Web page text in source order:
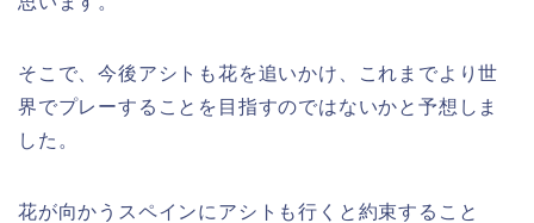
そこで、今後アシトも花を追いかけ、これまでより世
界でプレーすることを目指すのではないかと予想しま
した。
花が向かうスペインにアシトも行くと約束すること